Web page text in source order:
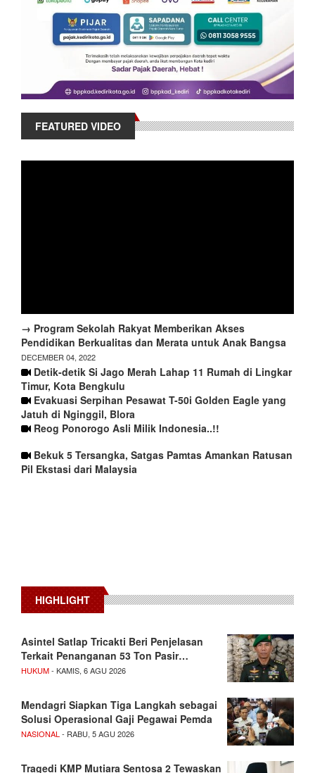
FEATURED VIDEO
→ Program Sekolah Rakyat Memberikan Akses
Pendidikan Berkualitas dan Merata untuk Anak Bangsa
DECEMBER 04, 2022
Detik-detik Si Jago Merah Lahap 11 Rumah di Lingkar
Timur, Kota Bengkulu
Evakuasi Serpihan Pesawat T-50i Golden Eagle yang
Jatuh di Nginggil, Blora
Reog Ponorogo Asli Milik Indonesia..!!
Bekuk 5 Tersangka, Satgas Pamtas Amankan Ratusan
Pil Ekstasi dari Malaysia
HIGHLIGHT
Asintel Satlap Tricakti Beri Penjelasan
Terkait Penanganan 53 Ton Pasir…
HUKUM- KAMIS, 6 AGU 2026
Mendagri Siapkan Tiga Langkah sebagai
Solusi Operasional Gaji Pegawai Pemda
NASIONAL - RABU, 5 AGU 2026
Tragedi KMP Mutiara Sentosa 2 Tewaskan